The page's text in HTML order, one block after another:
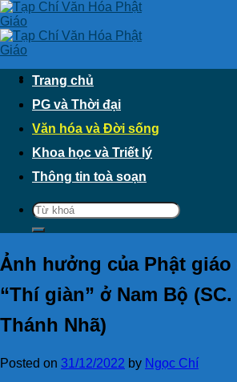
Skip
to
content
Trang chủ
PG và Thời đại
Văn hóa và Đời sống
Khoa học và Triết lý
Thông tin toà soạn
Ảnh hưởng của Phật
“Thí giàn” ở Nam Bộ
Thánh Nhã)
Posted on 31/12/2022 by Ngọc Chí